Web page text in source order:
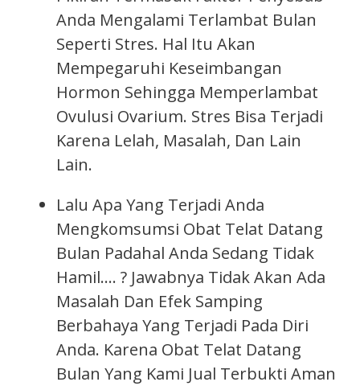
Anda Mengalami Terlambat Bulan
Seperti Stres. Hal Itu Akan
Mempegaruhi Keseimbangan
Hormon Sehingga Memperlambat
Ovulusi Ovarium. Stres Bisa Terjadi
Karena Lelah, Masalah, Dan Lain
Lain.
Lalu Apa Yang Terjadi Anda
Mengkomsumsi Obat Telat Datang
Bulan Padahal Anda Sedang Tidak
Hamil…. ? Jawabnya Tidak Akan Ada
Masalah Dan Efek Samping
Berbahaya Yang Terjadi Pada Diri
Anda. Karena Obat Telat Datang
Bulan Yang Kami Jual Terbukti Aman